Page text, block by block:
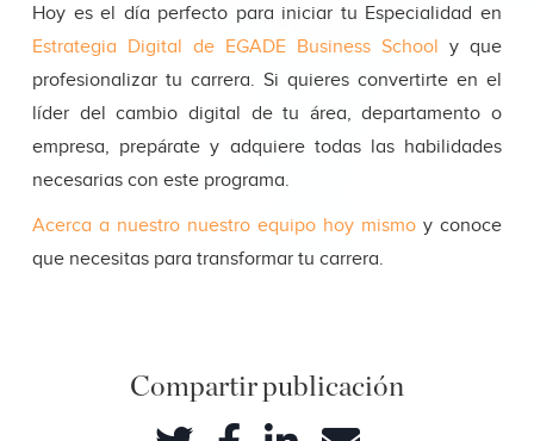
Hoy es el día perfecto para iniciar tu Especialidad en
Estrategia Digital de EGADE Business School y que
profesionalizar tu carrera. Si quieres convertirte en el
líder del cambio digital de tu área, departamento o
empresa, prepárate y adquiere todas las habilidades
necesarias con este programa.
Acerca a nuestro nuestro equipo hoy mismo y conoce
que necesitas para transformar tu carrera.
Compartir publicación